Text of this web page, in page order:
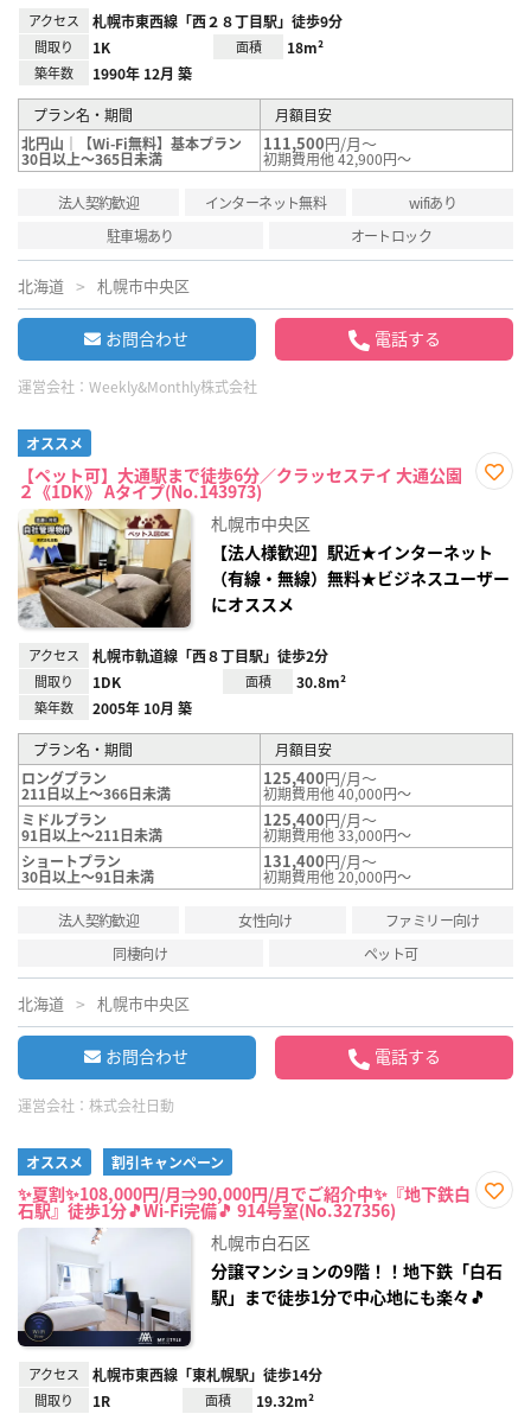
アクセス 札幌市東西線「西２８丁目駅」徒歩9分
間取り 1K 面積 18m²
築年数 1990年 12月 築
プラン名・期間
月額目安
北円山｜【Wi-Fi無料】基本プラン
30日以上～365日未満
111,500円/月～
初期費用他 42,900円～
法人契約歓迎 インターネット無料
wifiあり
駐車場あり
オートロック
北海道 札幌市中央区
お問合わせ 電話する
運営会社： Weekly&Monthly株式会社
オススメ
【ペット可】大通駅まで徒歩6分／クラッセステイ 大通公園
２《1DK》 Aタイプ(No.143973)
録
札幌市中央区
【法人様歓迎】駅近★インターネット
（有線・無線）無料★ビジネスユーザー
にオススメ
アクセス 札幌市軌道線「西８丁目駅」徒歩2分
間取り 1DK 面積 30.8m²
築年数 2005年 10月 築
プラン名・期間
月額目安
ロングプラン
211日以上～366日未満
125,400円/月～
初期費用他 40,000円～
ミドルプラン
91日以上～211日未満
125,400円/月～
初期費用他 33,000円～
ショートプラン
30日以上～91日未満
131,400円/月～
初期費用他 20,000円～
法人契約歓迎 女性向け
ファミリー向け
同棲向け
ペット可
北海道 札幌市中央区
お問合わせ 電話する
運営会社： 株式会社日動
オススメ 割引キャンペーン
✨夏割✨108,000円/月⇒90,000円/月でご紹介中✨『地下鉄白
石駅』徒歩1分🎵Wi-Fi完備🎵 914号室(No.327356)
録
札幌市白石区
分譲マンションの9階！！地下鉄「白石
駅」まで徒歩1分で中心地にも楽々🎵
アクセス 札幌市東西線「東札幌駅」徒歩14分
間取り 1R 面積 19.32m²